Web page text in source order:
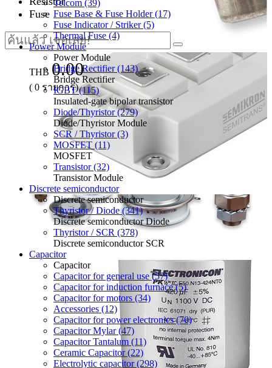
Fuse
THB 0.00
( 0 รายการ)
Telcom (39)
Fuse Base & Fuse Holder (17)
Fuse Indicator / Striker (5)
Thermal Fuse (4)
Power Module
Power Module
Bridge Rectifier (143)
Bridge Rectifier
IGBT (115)
Insulated-gate bipolar transistor
Diode/Thyristor (279)
Diode/Thyristor Module
SCR / Thyristor (3)
MOSFET (11)
MOSFET
Transistor (32)
Transistor Module
Discrete semiconductor
Discrete semiconductor
Thyristor / Diode (341)
Discrete semiconductor Diode
Thyristor / SCR (378)
Discrete semiconductor SCR
Capacitor
Capacitor
Capacitor for general use (57)
Capacitor for induction furnace (5)
Capacitor for motors (34)
Accessories (12)
Capacitor for power electronics (70)
Capacitor Mylar (47)
Capacitor Tantalum (11)
Ceramic Capacitor (22)
Electrolytic capacitor (298)